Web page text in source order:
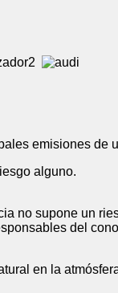
emisiones de
alguno.
no supone un
del
en la